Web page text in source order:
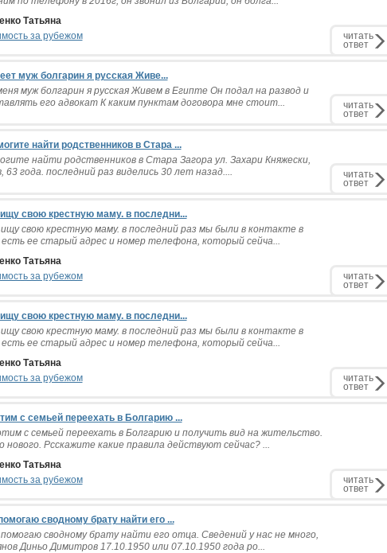
Татьяна
за рубежом читать
ответ
муж болгарин я русская Живе...
муж болгарин я русская Живем в Египте Он подал на развод и
его адвокат К каким пунктам договора мне стоит...
читать
ответ
найти родственников в Стара ...
найти родственников в Стара Загора ул. Захари Княжески,
63 года. последний раз виделись 30 лет назад....
читать
ответ
свою крестную маму. в последни...
свою крестную маму. в последний раз мы были в контакте в
есть ее старый адрес и номер телефона, который сейча...
Татьяна
за рубежом читать
ответ
свою крестную маму. в последни...
свою крестную маму. в последний раз мы были в контакте в
есть ее старый адрес и номер телефона, который сейча...
Татьяна
за рубежом читать
ответ
с семьей переехать в Болгарию ...
с семьей переехать в Болгарию и получить вид на жительство.
нового. Рсскажите какие правила действуют сейчас? ...
Татьяна
за рубежом читать
ответ
сводному брату найти его ...
сводному брату найти его отца. Сведений у нас не много,
Диньо Димитров 17.10.1950 или 07.10.1950 года ро...